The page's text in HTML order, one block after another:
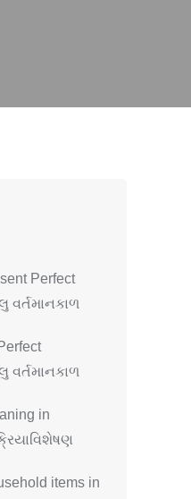
Perfect
વર્તમાનકાળ
વર્તમાનકાળ
in
items in